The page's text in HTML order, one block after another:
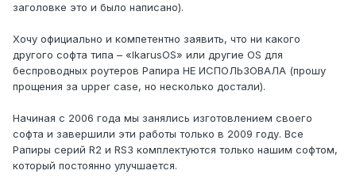
заголовке это и было написано).
Хочу официально и компетентно заявить, что ни какого
другого софта типа – «IkarusOS» или другие OS для
беспроводных роутеров Рапира НЕ ИСПОЛЬЗОВАЛА (прошу
прощения за upper case, но несколько достали).
Начиная с 2006 года мы занялись изготовлением своего
софта и завершили эти работы только в 2009 году. Все
Рапиры серий R2 и RS3 комплектуются только нашим софтом,
который постоянно улучшается.